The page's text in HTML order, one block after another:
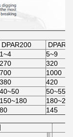
DPAR200
1~4
5~9
270
320
700
1000
380
420
40~50
50~55
150~180
180~200
80 145